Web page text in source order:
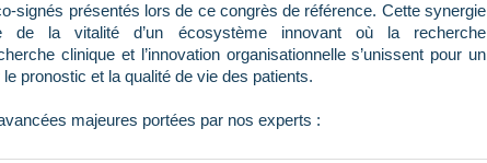
signés présentés lors de ce congrès de référence. Cette synergie
de la vitalité d’un écosystème innovant où la recherche
clinique et l’innovation organisationnelle s’unissent pour un
pronostic et la qualité de vie des patients.
majeures portées par nos experts :